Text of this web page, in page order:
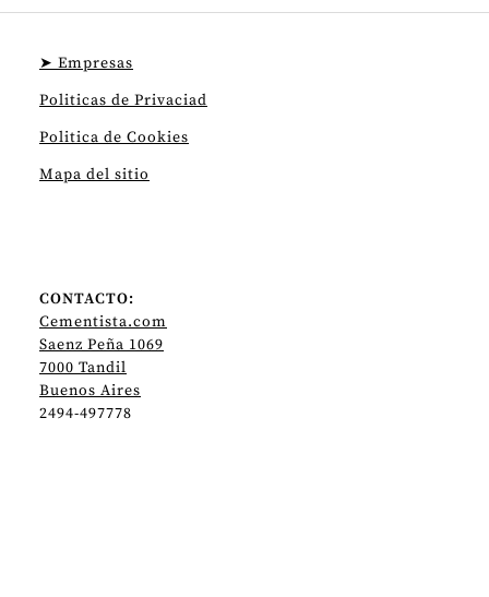
➤ Empresas
Politicas de Privaciad
Politica de Cookies
Mapa del sitio
CONTACTO:
Cementista.com
Saenz Peña 1069
7000 Tandil
Buenos Aires
2494-497778